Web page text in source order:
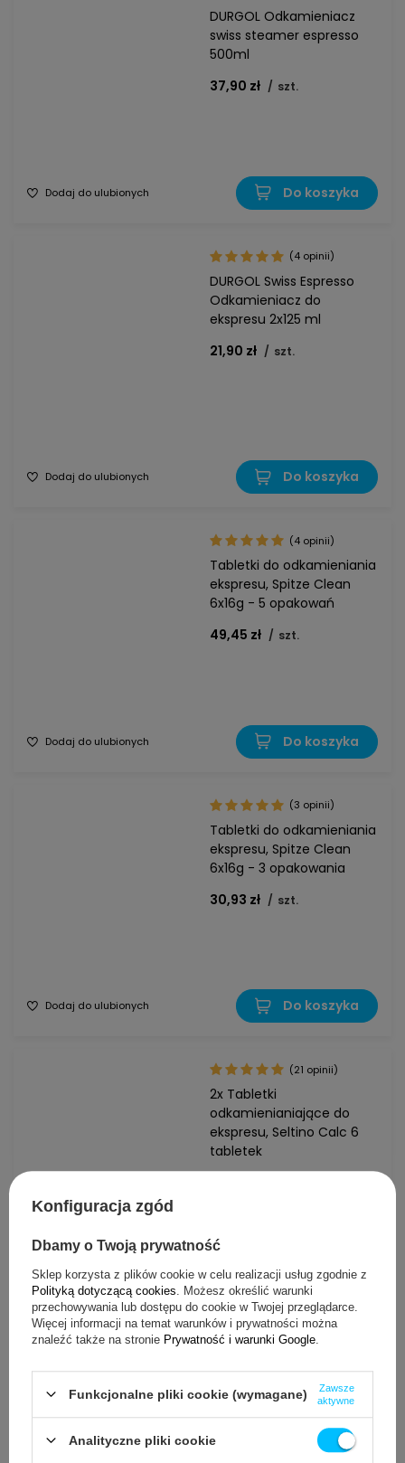
DURGOL Odkamieniacz
swiss steamer espresso
500ml
37,90 zł / szt.
Dodaj do ulubionych Do koszyka
DURGOL Swiss Espresso
Odkamieniacz do
ekspresu 2x125 ml
21,90 zł / szt.
(4 opinii)
Dodaj do ulubionych Do koszyka
Tabletki do odkamieniania
ekspresu, Spitze Clean
6x16g - 5 opakowań
49,45 zł / szt.
(4 opinii)
Dodaj do ulubionych Do koszyka
Tabletki do odkamieniania
ekspresu, Spitze Clean
6x16g - 3 opakowania
30,93 zł / szt.
(3 opinii)
Dodaj do ulubionych Do koszyka
2x Tabletki
odkamienianiające do
ekspresu, Seltino Calc 6
tabletek
(21 opinii)
Dodaj do ulubionych Do koszyka
ekspresu, Spitze Clean
6x16g
(3 opinii)
Konfiguracja zgód
Dbamy o Twoją prywatność
Sklep korzysta z plików cookie w celu realizacji usług zgodnie z
Polityką dotyczącą cookies . Możesz określić warunki
przechowywania lub dostępu do cookie w Twojej przeglądarce.
Więcej informacji na temat warunków i prywatności można
znaleźć także na stronie Prywatność i warunki Google
Funkcjonalne pliki cookie (wymagane)
Zawsze
aktywne
Analityczne pliki cookie